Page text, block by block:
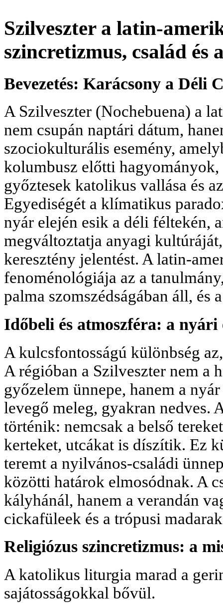
Szilveszter a latin-
szincretizmus, család
Bevezetés: Karácsony a Déli
A Szilveszter (Nochebuena) a
nem csupán naptári dátum,
szociokulturális esemény,
kolumbusz előtti hagyományok,
győztesek katolikus vallása és
Egyediségét a klímatikus
nyár elején esik a déli féltekén,
megváltoztatja anyagi
keresztény jelentést. A latin-
fenoménológiája az a
palma szomszédságában áll, és
Időbeli és atmoszféra: a nyári
A kulcsfontosságú különbség
A régióban a Szilveszter nem a
győzelem ünnepe, hanem a
levegő meleg, gyakran nedves.
történik: nemcsak a belső
kerteket, utcákat is díszítik. Ez
teremt a nyilvános-családi
közötti határok elmosódnak. A
kályhánál, hanem a verandán
cickafüleek és a trópusi
Religiózus szincretizmus: a
A katolikus liturgia marad a
sajátosságokkal bővül.